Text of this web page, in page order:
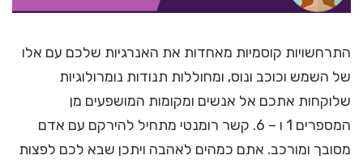
התרחשויות קוסמיות מאחדות את האנרגיות שלכם עם אלו
של השמש וכוכב ונוס, ומחוללות תנודות נומרולוגיות
שלוקחות אתכם אל אנשים ומקומות המושפעים מן
המספרים 1 ו – 6. קשר רומנטי מתחיל להירקם עם אדם
מסובך ומורכב. אתם כמהים לאהבה ויתכן שבא לכם לפצות